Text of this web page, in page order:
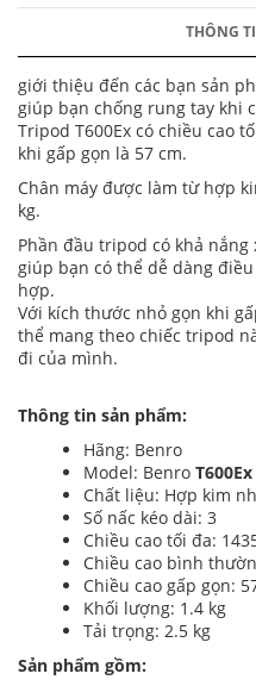
THÔNG
giới thiệu đến các bạn sản
giúp bạn chống rung tay khi
Tripod T600Ex có chiều cao
khi gấp gọn là 57 cm.
Chân máy được làm từ hợp
kg.
Phần đầu tripod có khả
giúp bạn có thể dễ dàng
hợp.
Với kích thước nhỏ gọn khi
thể mang theo chiếc tripod
đi của mình.
Thông tin sản phẩm:
Hãng: Benro
Model: Benro T600Ex
Chất liệu: Hợp kim
Số nấc kéo dài: 3
Chiều cao tối đa:
Chiều cao bình
Chiều cao gấp gọn:
Khối lượng: 1.4 kg
Tải trọng: 2.5 kg
Sản phẩm gồm: